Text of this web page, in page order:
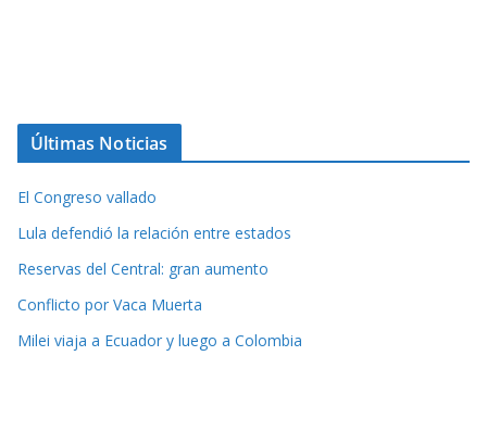
Últimas Noticias
El Congreso vallado
Lula defendió la relación entre estados
Reservas del Central: gran aumento
Conflicto por Vaca Muerta
Milei viaja a Ecuador y luego a Colombia